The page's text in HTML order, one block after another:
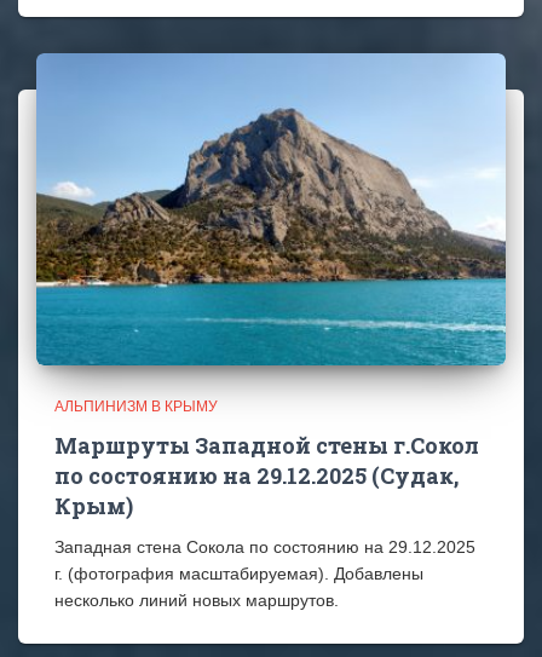
АЛЬПИНИЗМ В КРЫМУ
Маршруты Западной стены г.Сокол
по состоянию на 29.12.2025 (Судак,
Крым)
Западная стена Сокола по состоянию на 29.12.2025
г. (фотография масштабируемая). Добавлены
несколько линий новых маршрутов.